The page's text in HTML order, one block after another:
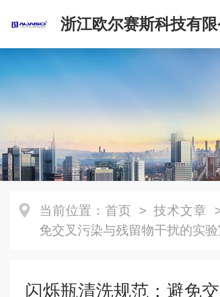
浙江欧尔赛斯科技有
当前位置： 首页 > 技术文章
免交叉污染与残留物干扰的实
闪烁瓶清洗规范：避免